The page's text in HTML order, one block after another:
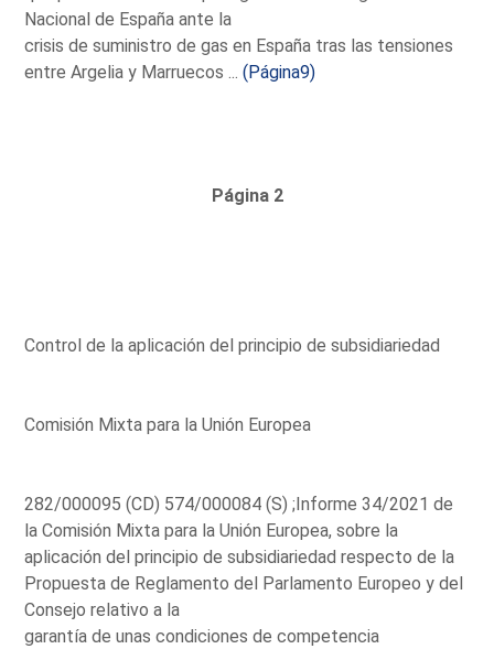
Nacional de España ante la
crisis de suministro de gas en España tras las tensiones
entre Argelia y Marruecos ...(Página9)
Página 2
Control de la aplicación del principio de subsidiariedad
Comisión Mixta para la Unión Europea
282/000095 (CD) 574/000084 (S) ;Informe 34/2021 de
la Comisión Mixta para la Unión Europea, sobre la
aplicación del principio de subsidiariedad respecto de la
Propuesta de Reglamento del Parlamento Europeo y del
Consejo relativo a la
garantía de unas condiciones de competencia